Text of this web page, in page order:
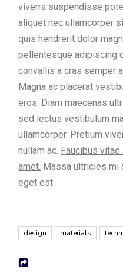
viverra suspendisse
aliquet nec ullamcorper
quis hendrerit dolor
pellentesque adipiscing
convallis a cras semper
Magna ac placerat
eros. Diam maecenas
sed lectus vestibulum
ullamcorper. Pretium
nullam ac. Faucibus
amet. Massa ultricies mi
eget est
design materials